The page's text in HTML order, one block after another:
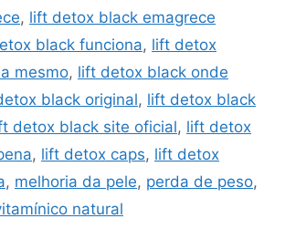
, lift detox black emagrece
black funciona, lift detox
mesmo, lift detox black onde
black original, lift detox black
detox black site oficial, lift detox
, lift detox caps, lift detox
, melhoria da pele, perda de peso,
natural